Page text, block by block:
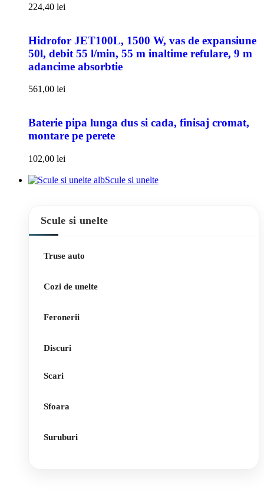
224,40 lei
Hidrofor JET100L, 1500 W, vas de expansiune
50l, debit 55 l/min, 55 m inaltime refulare, 9 m
adancime absorbtie
561,00 lei
Baterie pipa lunga dus si cada, finisaj cromat,
montare pe perete
102,00 lei
Scule si unelte
Scule si unelte
Truse auto
Cozi de unelte
Feronerii
Discuri
Scari
Sfoara
Suruburi